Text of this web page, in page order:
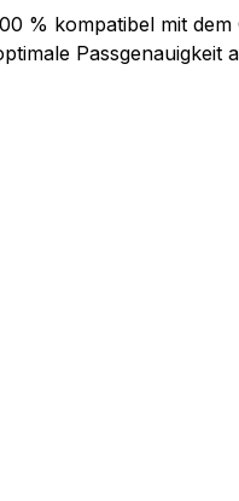
% kompatibel mit
Passgenauigkeit